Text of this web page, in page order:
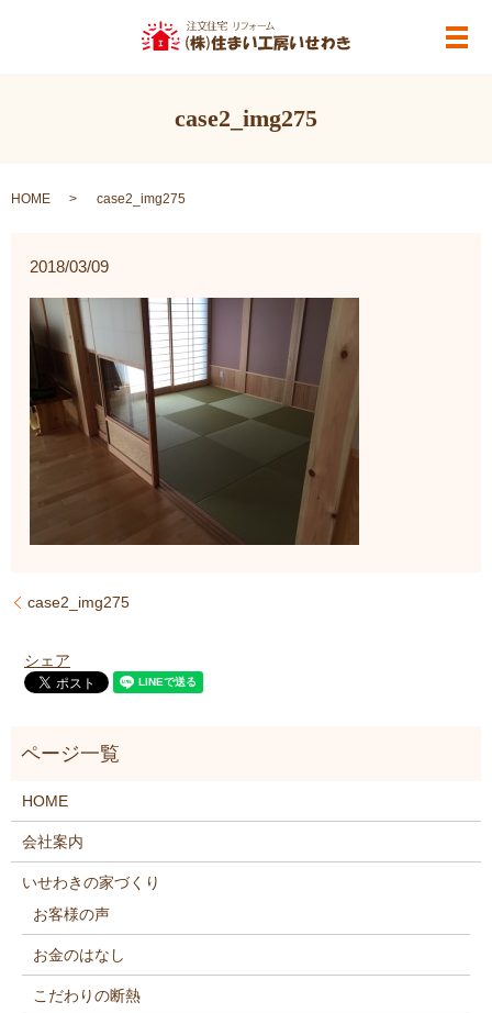
メ
case2_img275
HOME case2_img275
2018/03/09
case2_img275
シェア
HOME
会社案内
いせわきの家づくり
お客様の声
お金のはなし
こだわりの断熱